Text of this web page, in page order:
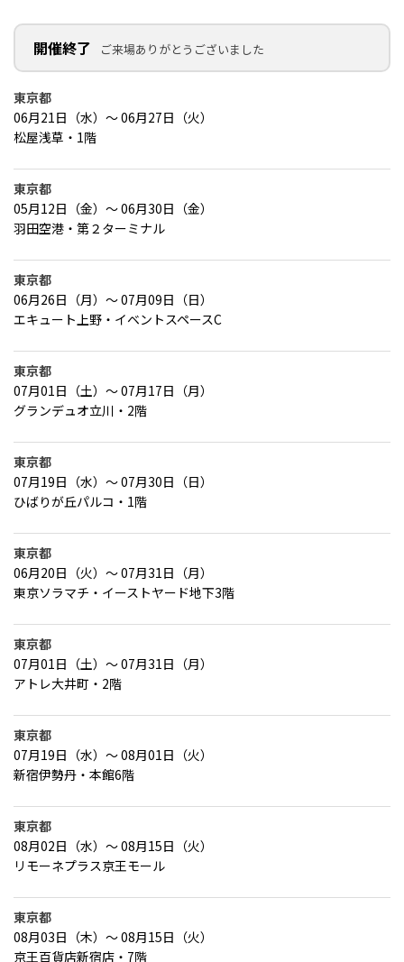
開催終了 ご来場ありがとうございました
東京都
06月21日（水）～ 06月27日（火）
松屋浅草・1階
東京都
05月12日（金）～ 06月30日（金）
羽田空港・第２ターミナル
東京都
06月26日（月）～ 07月09日（日）
エキュート上野・イベントスペースC
東京都
07月01日（土）～ 07月17日（月）
グランデュオ立川・2階
東京都
07月19日（水）～ 07月30日（日）
ひばりが丘パルコ・1階
東京都
06月20日（火）～ 07月31日（月）
東京ソラマチ・イーストヤード地下3階
東京都
07月01日（土）～ 07月31日（月）
アトレ大井町・2階
東京都
07月19日（水）～ 08月01日（火）
新宿伊勢丹・本館6階
東京都
08月02日（水）～ 08月15日（火）
リモーネプラス京王モール
東京都
08月03日（木）～ 08月15日（火）
京王百貨店新宿店・7階